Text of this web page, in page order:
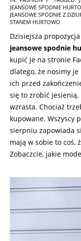
08-
27
JEANSOWE SPODNIE
JEANSOWE SPODNIE Z
STANEM HURTOWO
Dzisiejsza
jeansowe spodnie
kupić je na stronie
dlatego, że nosimy je
ich przed
się to zrobić
wzrasta. Chociaż
kupowane. Wszyscy
sierpniu zapowiada
mają w sobie to coś,
Zobaczcie, jakie